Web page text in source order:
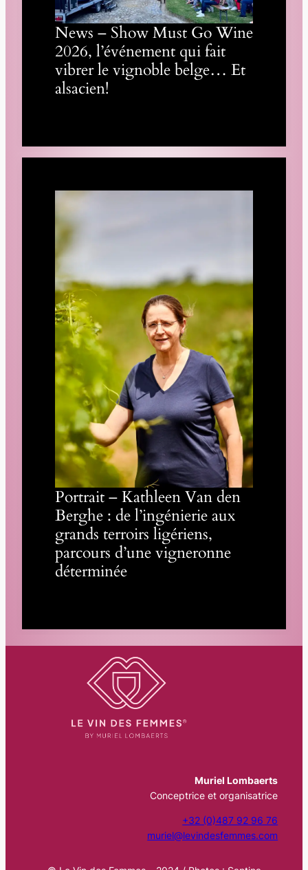
News – Show Must Go Wine
2026, l’événement qui fait
vibrer le vignoble belge… Et
alsacien!
Portrait – Kathleen Van den
Berghe : de l’ingénierie aux
grands terroirs ligériens,
parcours d’une vigneronne
déterminée
Muriel Lombaerts
Conceptrice et organisatrice
+32 (0)487 92 96 76
muriel@levindesfemmes.com